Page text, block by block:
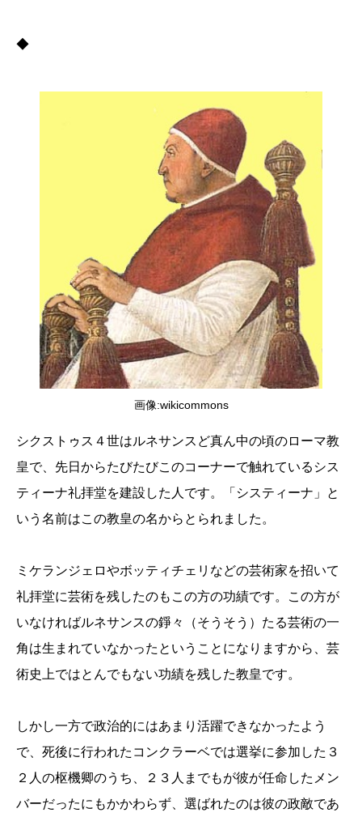
◆
画像:wikicommons
シクストゥス４世はルネサンスど真ん中の頃のローマ教
皇で、先日からたびたびこのコーナーで触れているシス
ティーナ礼拝堂を建設した人です。「システィーナ」と
いう名前はこの教皇の名からとられました。
ミケランジェロやボッティチェリなどの芸術家を招いて
礼拝堂に芸術を残したのもこの方の功績です。この方が
いなければルネサンスの錚々（そうそう）たる芸術の一
角は生まれていなかったということになりますから、芸
術史上ではとんでもない功績を残した教皇です。
しかし一方で政治的にはあまり活躍できなかったよう
で、死後に行われたコンクラーベでは選挙に参加した３
２人の枢機卿のうち、２３人までもが彼が任命したメン
バーだったにもかかわらず、選ばれたのは彼の政敵であ